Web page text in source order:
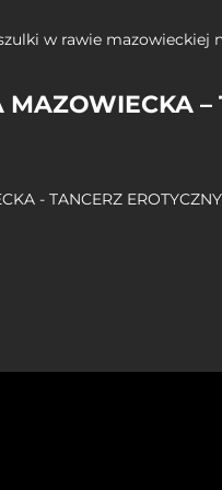
MAZOWIECKA
- TANCERZ